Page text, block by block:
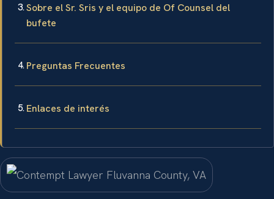
Sobre el Sr. Sris y el equipo de Of Counsel del
bufete
Preguntas Frecuentes
Enlaces de interés